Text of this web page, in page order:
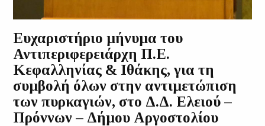
Ευχαριστήριο μήνυμα του
Αντιπεριφερειάρχη Π.Ε.
Κεφαλληνίας & Ιθάκης, για τη
συμβολή όλων στην αντιμετώπιση
των πυρκαγιών, στο Δ.Δ. Ελειού –
Πρόννων – Δήμου Αργοστολίου